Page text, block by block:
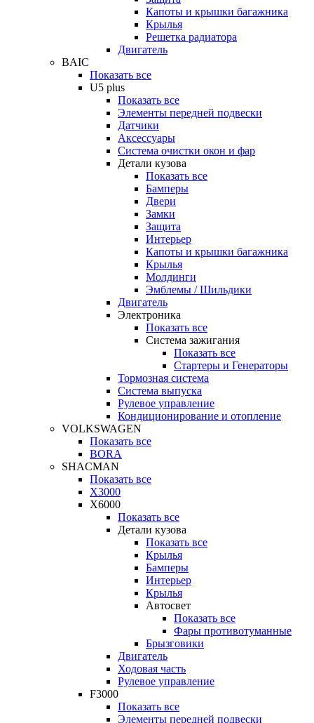
Капоты и крышки багажника
Крылья
Решетка радиатора
Двигатель
BAIC
Показать все
U5 plus
Показать все
Элементы передней подвески
Датчики
Аксессуары
Система очистки окон и фар
Детали кузова
Показать все
Бамперы
Двери
Замки
Защита
Интерьер
Капоты и крышки багажника
Крылья
Молдинги
Эмблемы / Шильдики
Двигатель
Электроника
Показать все
Система зажигания
Показать все
Стартеры и Генераторы
Тормозная система
Система выпуска
Рулевое управление
Кондиционирование и отопление
VOLKSWAGEN
Показать все
BORA
SHACMAN
Показать все
X3000
X6000
Показать все
Детали кузова
Показать все
Крылья
Бамперы
Интерьер
Крылья
Автосвет
Показать все
Фары противотуманные
Брызговики
Двигатель
Ходовая часть
Рулевое управление
F3000
Показать все
Элементы передней подвески